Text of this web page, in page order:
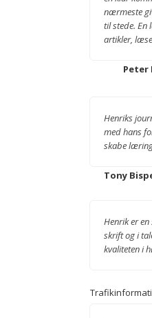
nærmeste
til stede.
artikler,
Peter
Henriks
med hans
skabe
Tony
Henrik er
skrift og i
kvaliteten i